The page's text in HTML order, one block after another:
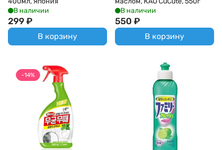
В наличии
299₽
В корзину
В наличии
550 ₽
В корзину
-14%